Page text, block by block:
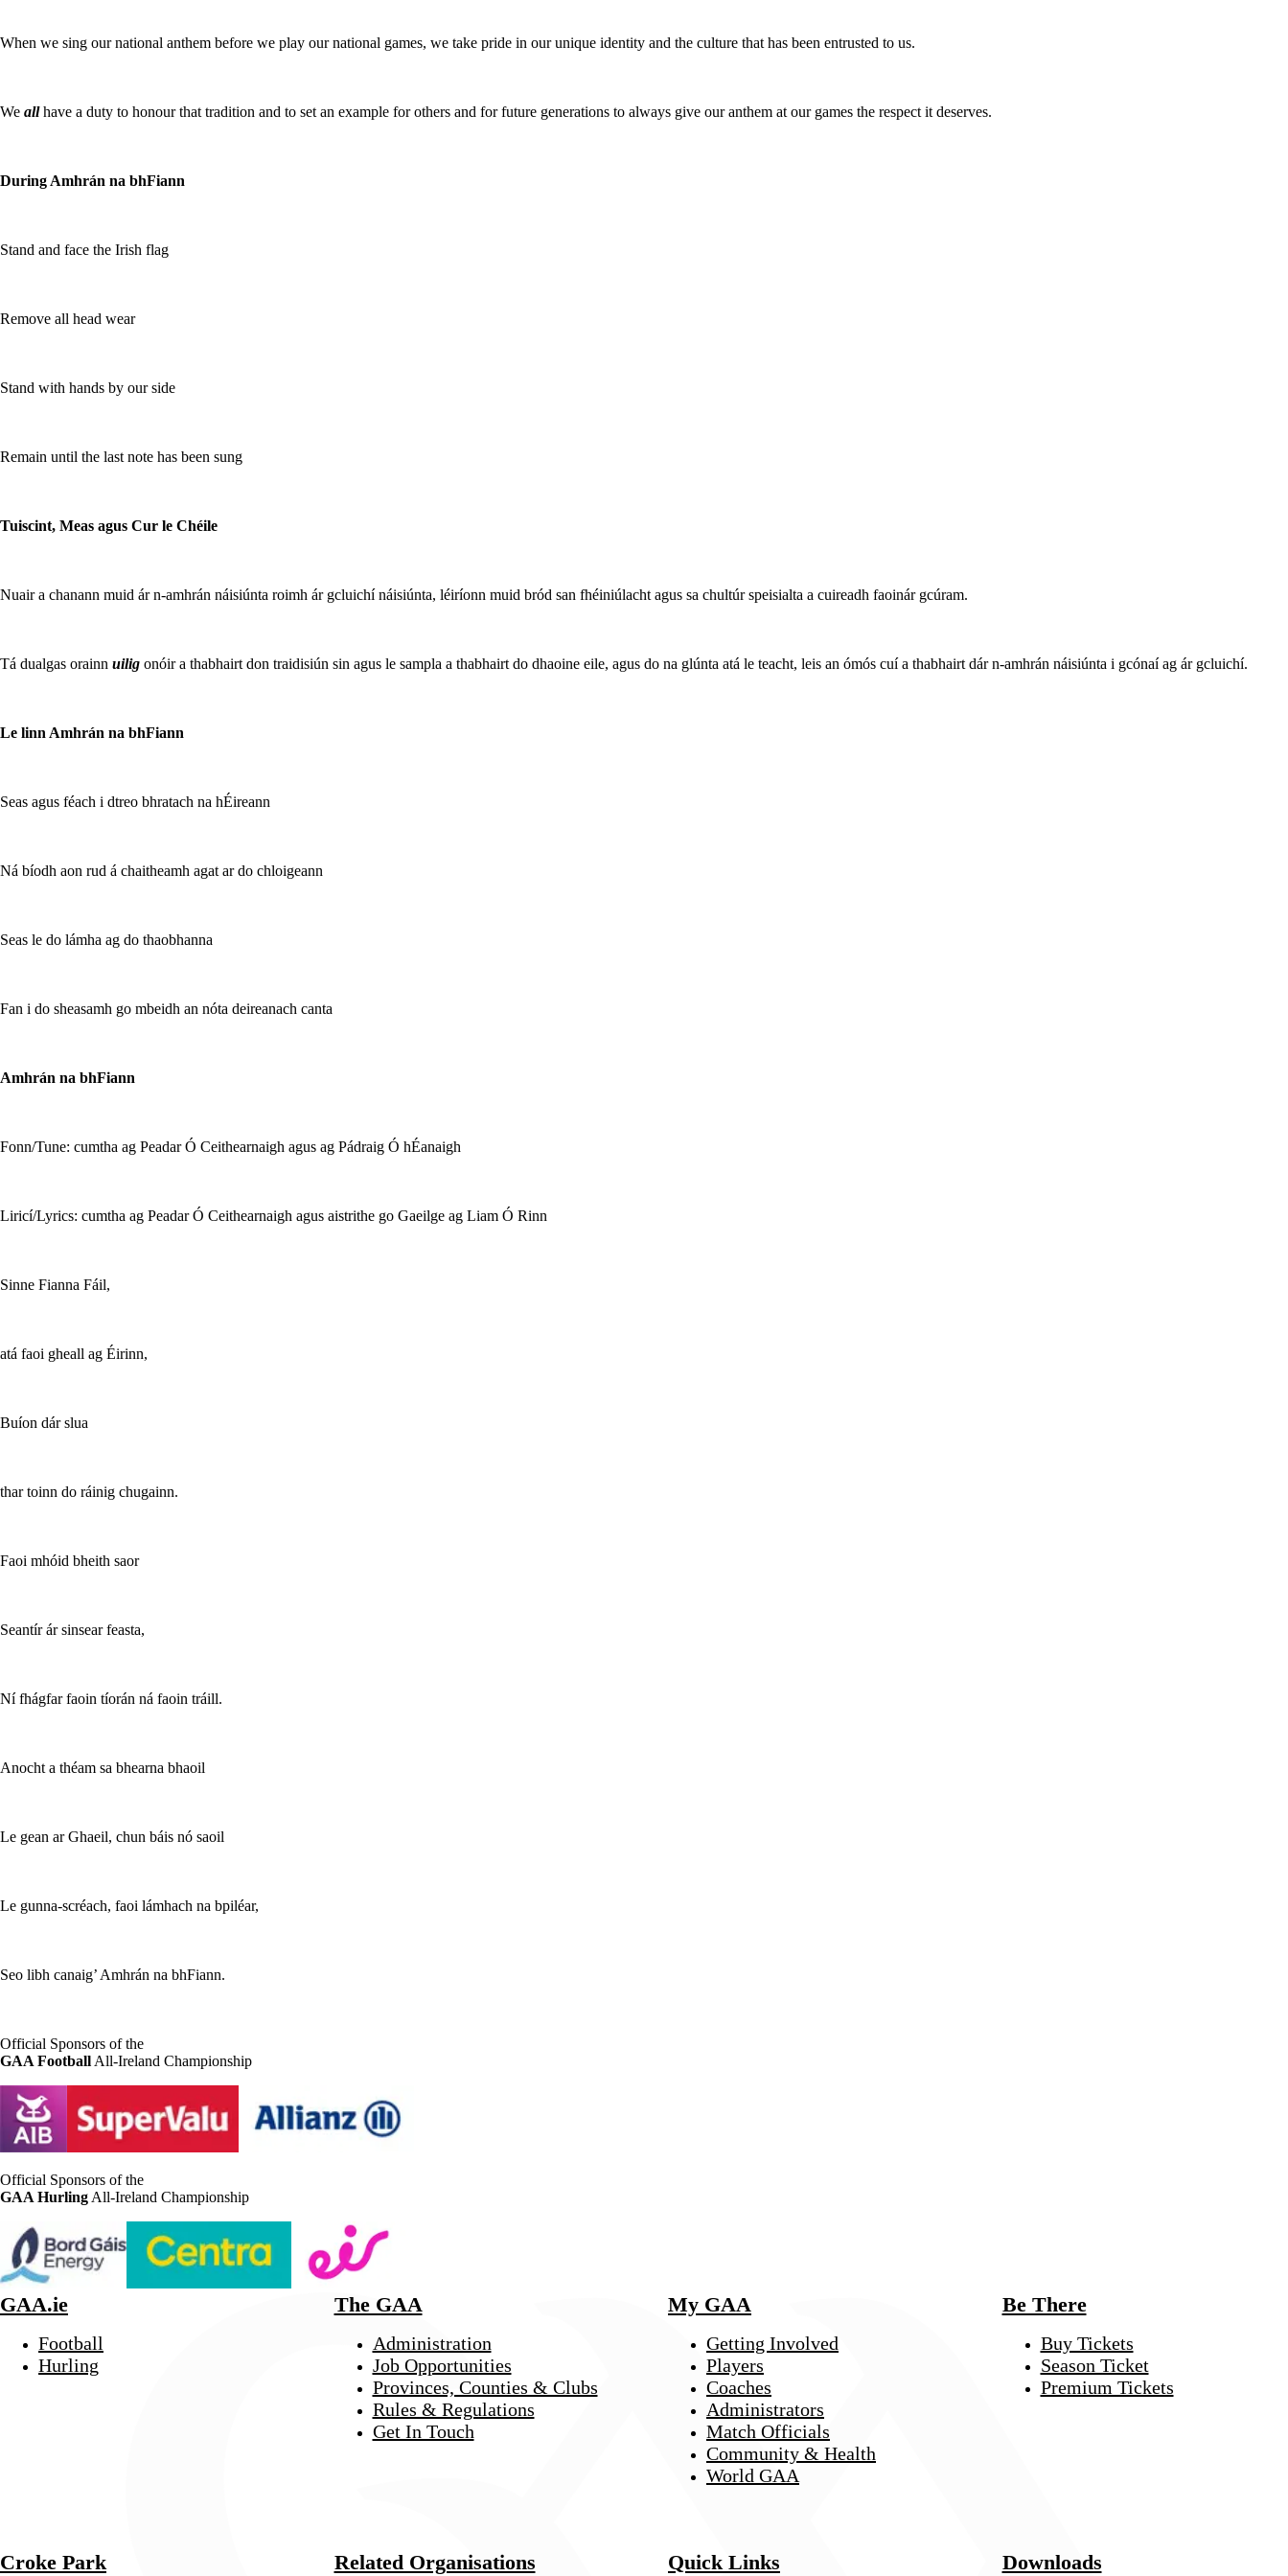
When we sing our national anthem before we play our national games, we take pride in our unique identity and the culture that has been entrusted to us.
We allhave a duty to honour that tradition and to set an example for others and for future generations to always give our anthem at our games the respect it deserves.
During Amhrán na bhFiann
Stand and face the Irish flag
Remove all head wear
Stand with hands by our side
Remain until the last note has been sung
Tuiscint, Meas agus Cur le Chéile
Nuair a chanann muid ár n-amhrán náisiúnta roimh ár gcluichí náisiúnta, léiríonn muid bród san fhéiniúlacht agus sa chultúr speisialta a cuireadh faoinár gcúram.
Tá dualgas orainn uilig onóir a thabhairt don traidisiún sin agus le sampla a thabhairt do dhaoine eile, agus do na glúnta atá le teacht, leis an ómós cuí a thabhairt dár n-amhrán náisiúnta i gcónaí ag ár gcluichí.
Le linn Amhrán na bhFiann
Seas agus féach i dtreo bhratach na hÉireann
Ná bíodh aon rud á chaitheamh agat ar do chloigeann
Seas le do lámha ag do thaobhanna
Fan i do sheasamh go mbeidh an nóta deireanach canta
Amhrán na bhFiann
Fonn/Tune: cumtha ag Peadar Ó Ceithearnaigh agus ag Pádraig Ó hÉanaigh
Liricí/Lyrics: cumtha ag Peadar Ó Ceithearnaigh agus aistrithe go Gaeilge ag Liam Ó Rinn
Sinne Fianna Fáil,
atá faoi gheall ag Éirinn,
Buíon dár slua
thar toinn do ráinig chugainn.
Faoi mhóid bheith saor
Seantír ár sinsear feasta,
Ní fhágfar faoin tíorán ná faoin tráill.
Anocht a théam sa bhearna bhaoil
Le gean ar Ghaeil, chun báis nó saoil
Le gunna-scréach, faoi lámhach na bpiléar,
Seo libh canaig’ Amhrán na bhFiann.
Official Sponsors of the
GAA Football All-Ireland Championship
Official Sponsors of the
GAA Hurling All-Ireland Championship
GAA.ie
Football
Hurling
The GAA
Administration
Job Opportunities
Provinces, Counties & Clubs
Rules & Regulations
Get In Touch
My GAA
Getting Involved
Players
Coaches
Administrators
Match Officials
Community & Health
World GAA
Be There
Buy Tickets
Season Ticket
Premium Tickets
Croke Park Related Organisations Quick Links Downloads